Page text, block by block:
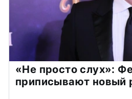
«Не просто слух»:
приписывают новый